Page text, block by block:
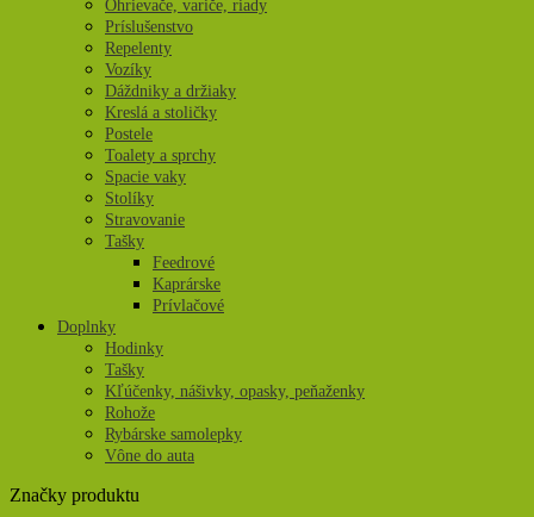
Ohrievače, variče, riady
Príslušenstvo
Repelenty
Vozíky
Dáždniky a držiaky
Kreslá a stoličky
Postele
Toalety a sprchy
Spacie vaky
Stolíky
Stravovanie
Tašky
Feedrové
Kaprárske
Prívlačové
Doplnky
Hodinky
Tašky
Kľúčenky, nášivky, opasky, peňaženky
Rohože
Rybárske samolepky
Vône do auta
Značky produktu